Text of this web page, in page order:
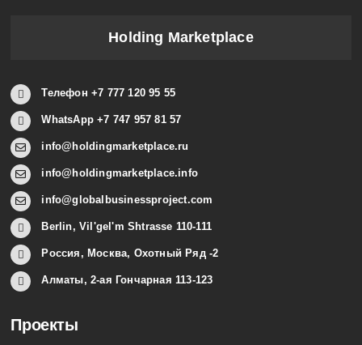
Holding Marketplace
Телефон +7 777 120 95 55
WhatsApp +7 747 957 81 57
info@holdingmarketplace.ru
info@holdingmarketplace.info
info@globalbusinessproject.com
Berlin, Vil'gel'm Shtrasse 110-111
Россия, Москва, Охотный Ряд -2
Алматы, 2-ая Гончарная 113-123
Проекты